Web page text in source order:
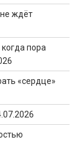
не ждёт
пора
«сердце»